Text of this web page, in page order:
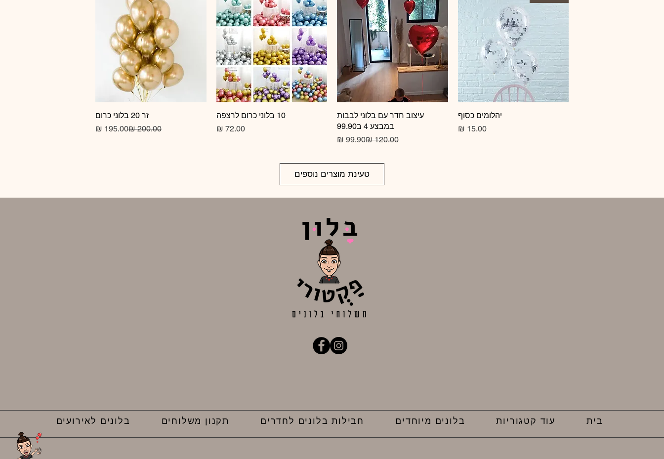
תצוגה מהירהיהלומים כסוף
מחיר
‏15.00 ‏₪
תצוגה מהירה
עיצוב חדר עם בלוני לבבות
במבצע 4 ב99.90
מחיר רגיל
מחיר מבצע
תצוגה מהירה
10 בלוני כרום לרצפה
מחיר
‏72.00 ‏₪
תצוגה מהירה
זר 20 בלוני כרום
מחיר רגיל
מחיר מבצע
טעינת מוצרים נוספים
בית עוד קטגוריות בלונים מיוחדים חבילות בלונים לחדרים תקנון משלוחים בלונים לאירועים